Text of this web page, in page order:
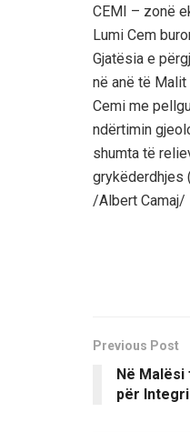
CEMI – zonë
Lumi Cem
Gjatësia e
në anë të
Cemi me
ndërtimin
shumta të
grykëderdhjes
/Albert Camaj/
Previous Post
Në
për